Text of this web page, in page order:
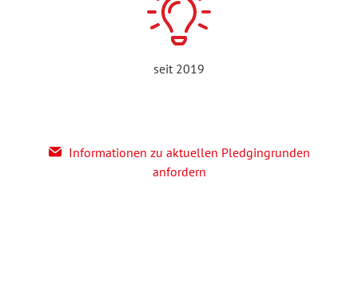
seit 2019
Informationen zu aktuellen Pledgingrunden
anfordern